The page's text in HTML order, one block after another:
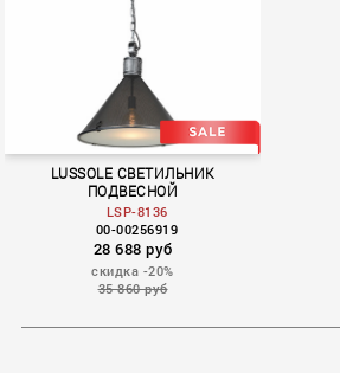
LUSSOLE СВЕТИЛЬНИК
ПОДВЕСНОЙ
LSP-8136
00-00256919
28 688 руб
скидка -20%
35 860 руб